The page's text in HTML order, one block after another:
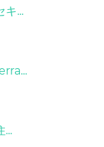
キ...
...